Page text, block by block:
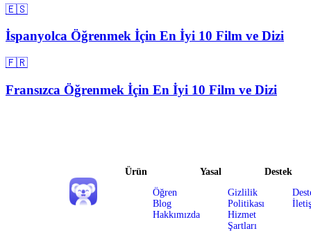
🇪🇸
İspanyolca Öğrenmek İçin En İyi 10 Film ve Dizi
🇫🇷
Fransızca Öğrenmek İçin En İyi 10 Film ve Dizi
Ürün
Öğren
Blog
Hakkımızda
Yasal
Gizlilik
Politikası
Hizmet
Şartları
Destek